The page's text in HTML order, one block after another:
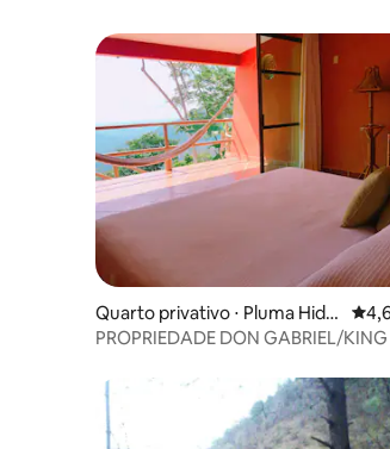
Quarto privativo ⋅ Pluma Hidal
go
4,61
PROPRIEDADE DON GABRIEL/KING